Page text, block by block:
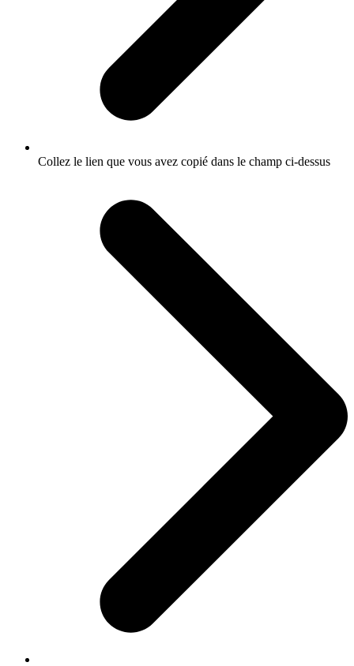
Collez le lien que vous avez copié dans le champ ci-dessus